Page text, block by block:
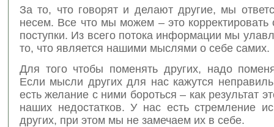
За то, что говорят и делают другие, мы
несем. Все что мы можем – это
поступки. Из всего потока информации мы
то, что является нашими мыслями о себе самих.
Для того чтобы поменять других, надо
Если мысли других для нас кажутся
есть желание с ними бороться – как результат
наших недостатков. У нас есть стремление
других, при этом мы не замечаем их в себе.